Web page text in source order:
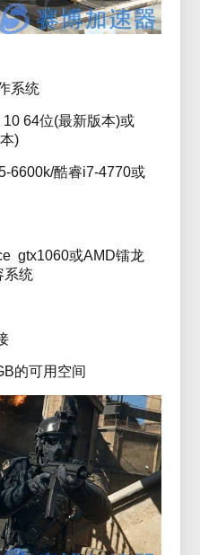
系统
64位(最新版本)或
)
6600k/酷睿i7-4770或
gtx1060或AMD镭龙
系统
的可用空间